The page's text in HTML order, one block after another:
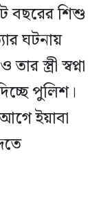
বছরের শিশু
ঘটনায়
স্ত্রী স্বপ্না
পুলিশ।
ইয়াবা